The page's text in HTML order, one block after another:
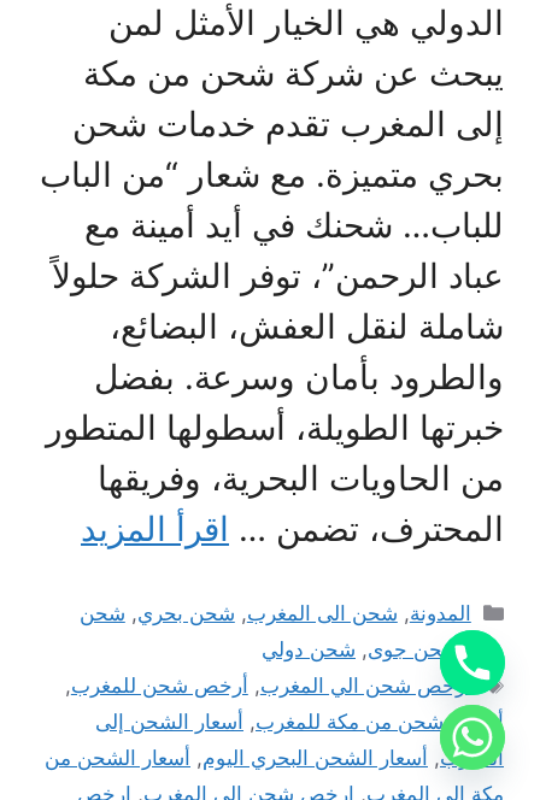
الدولي هي الخيار الأمثل لمن
يبحث عن شركة شحن من مكة
إلى المغرب تقدم خدمات شحن
بحري متميزة. مع شعار “من الباب
للباب… شحنك في أيد أمينة مع
عباد الرحمن”، توفر الشركة حلولاً
شاملة لنقل العفش، البضائع،
والطرود بأمان وسرعة. بفضل
خبرتها الطويلة، أسطولها المتطور
من الحاويات البحرية، وفريقها
المحترف، تضمن … اقرأ المزيد
التصنيفات
المدونة, شحن الى المغرب, شحن بحري, شحن
بري
,شحن جوى, شحن دولي
الوسوم
أرخص شحن الي المغرب, أرخص شحن للمغرب,
أرخص شحن من مكة للمغرب, أسعار الشحن إلى
المغرب, أسعار الشحن البحري اليوم, أسعار الشحن من
مكة الى المغرب, ارخص شحن الى المغرب, ارخص